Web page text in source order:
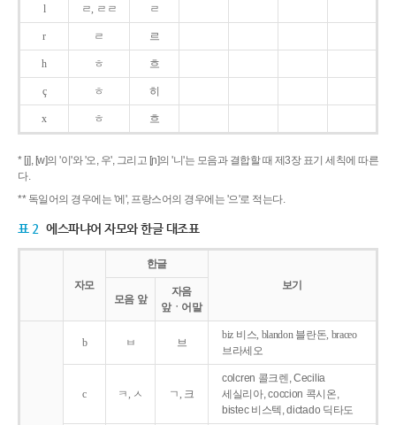
l ㄹ, ㄹㄹ ㄹ
r ㄹ 르
h ㅎ 흐
ç ㅎ 히
x ㅎ 흐
* [j], [w]의 '이'와 '오, 우', 그리고 [ɲ]의 '니'는 모음과 결합할 때 제3장 표기 세칙에 따른
다.
** 독일어의 경우에는 '에', 프랑스어의 경우에는 '으'로 적는다.
표 2 에스파냐어 자모와 한글 대조표
자모
한글
보기
모음 앞
자음
앞ㆍ어말
b ㅂ 브
biz 비스, blandon 블란돈, braceo
브라세오
c ㅋ, ㅅ ㄱ, 크
colcren 콜크렌, Cecilia
세실리아, coccion 콕시온,
bistec 비스텍, dictado 딕타도